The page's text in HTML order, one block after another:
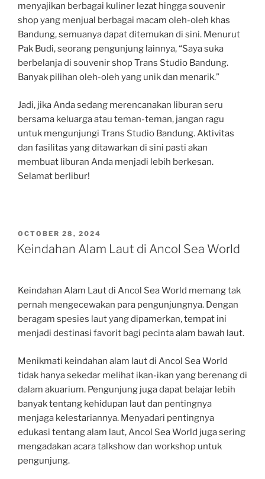
menyajikan berbagai kuliner lezat hingga souvenir
shop yang menjual berbagai macam oleh-oleh khas
Bandung, semuanya dapat ditemukan di sini. Menurut
Pak Budi, seorang pengunjung lainnya, “Saya suka
berbelanja di souvenir shop Trans Studio Bandung.
Banyak pilihan oleh-oleh yang unik dan menarik.”
Jadi, jika Anda sedang merencanakan liburan seru
bersama keluarga atau teman-teman, jangan ragu
untuk mengunjungi Trans Studio Bandung. Aktivitas
dan fasilitas yang ditawarkan di sini pasti akan
membuat liburan Anda menjadi lebih berkesan.
Selamat berlibur!
POSTED
ON
OCTOBER 28, 2024
Keindahan Alam Laut di Ancol Sea World
Keindahan Alam Laut di Ancol Sea World memang tak
pernah mengecewakan para pengunjungnya. Dengan
beragam spesies laut yang dipamerkan, tempat ini
menjadi destinasi favorit bagi pecinta alam bawah laut.
Menikmati keindahan alam laut di Ancol Sea World
tidak hanya sekedar melihat ikan-ikan yang berenang di
dalam akuarium. Pengunjung juga dapat belajar lebih
banyak tentang kehidupan laut dan pentingnya
menjaga kelestariannya. Menyadari pentingnya
edukasi tentang alam laut, Ancol Sea World juga sering
mengadakan acara talkshow dan workshop untuk
pengunjung.